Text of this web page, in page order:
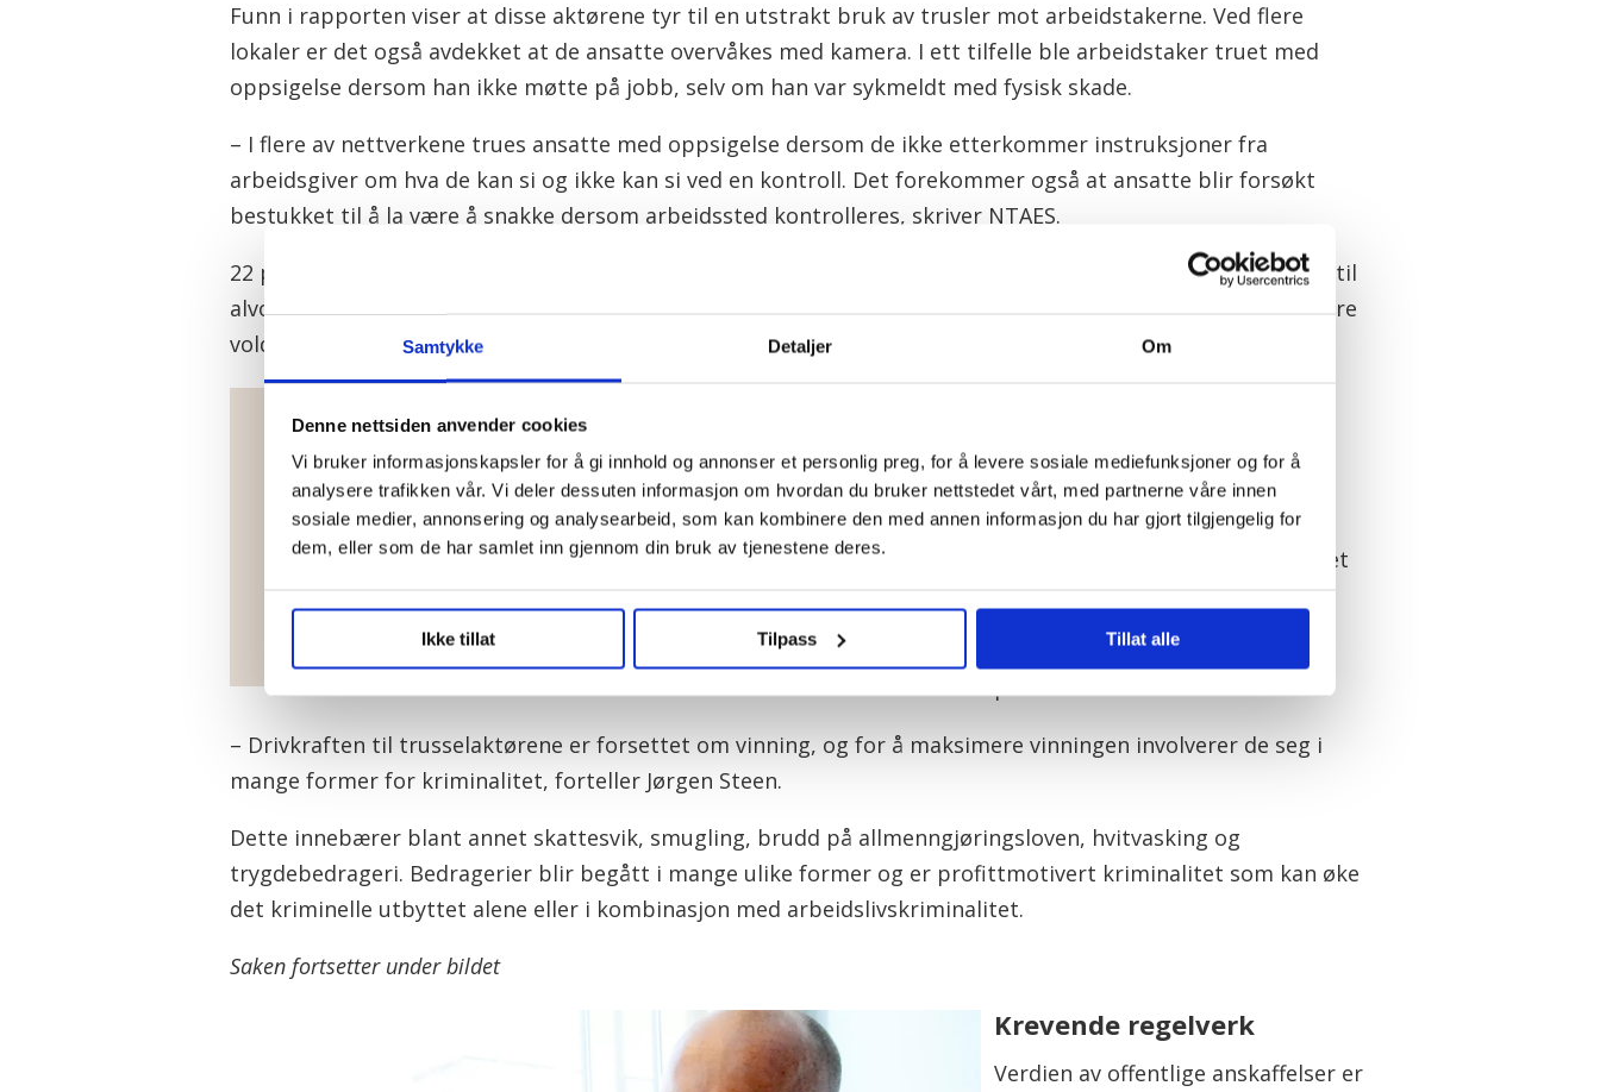
Samtykke Detaljer Om
Denne nettsiden anvender cookies
Vi bruker informasjonskapsler for å gi innhold og annonser et personlig preg, for å levere sosiale mediefunksjoner og for å
analysere trafikken vår. Vi deler dessuten informasjon om hvordan du bruker nettstedet vårt, med partnerne våre innen
sosiale medier, annonsering og analysearbeid, som kan kombinere den med annen informasjon du har gjort tilgjengelig for
dem, eller som de har samlet inn gjennom din bruk av tjenestene deres.
Ikke tillat Tilpass Tillat alle
Funn i rapporten viser at disse aktørene tyr til en utstrakt bruk av trusler mot arbeidstakerne. Ved flere
lokaler er det også avdekket at de ansatte overvåkes med kamera. I ett tilfelle ble arbeidstaker truet med
oppsigelse dersom han ikke møtte på jobb, selv om han var sykmeldt med fysisk skade.
– I flere av nettverkene trues ansatte med oppsigelse dersom de ikke etterkommer instruksjoner fra
arbeidsgiver om hva de kan si og ikke kan si ved en kontroll. Det forekommer også at ansatte blir forsøkt
bestukket til å la være å snakke dersom arbeidssted kontrolleres, skriver NTAES.
22 prosent av trusselaktørene er tidligere anmeldt for voldskriminalitet, og fire nettverk i utvalget knyttes til
alvorlig voldskriminalitet. Volden utføres internt i nettverket eller i tilknytning til arbeidsplassen og kan være
vold eller fysisk utagering som er egnet til å skape frykt.
Nasjonalt tverretatlig analyse- og
etterretningssenter
Nasjonalt tverretatlig analyse- og etterretningssenter (NTAES) ble
opprettet som en følge av regjeringens strategi mot
I tillegg til NTAES er det opprettet sju regionale a-krimsentre
over hele landet. Disse sentrene er opprettet med personer fra
de lokale behovene.
Data og opplysninger i rapporten er blitt innhentet fra
Skatteetaten, Nav, Arbeidstilsynet, Tolletaten og a-krimsentrene.
Registerdata er innhentet fra politi og kontrolletatene, herunder
straffesaksdata, politiinterne kilder,
kontrolletatene, andre relevante myndigheter, statlige og
kommunale oppdragsgivere og parter i arbeidslivet.
Ifølge rapporten er det også
avdekket bruk av torpedo for å
inndrive gjeld opparbeidet i
virksomheten og knytinger mot et
voldskapasitet.
– Drivkraften til trusselaktørene er forsettet om vinning, og for å maksimere vinningen involverer de seg i
mange former for kriminalitet, forteller Jørgen Steen.
Dette innebærer blant annet skattesvik, smugling, brudd på allmenngjøringsloven, hvitvasking og
trygdebedrageri. Bedragerier blir begått i mange ulike former og er profittmotivert kriminalitet som kan øke
det kriminelle utbyttet alene eller i kombinasjon med arbeidslivskriminalitet.
Saken fortsetter under bildet
Krevende regelverk
Verdien av offentlige anskaffelser er